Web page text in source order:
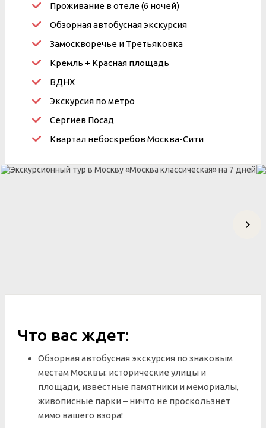
Проживание в отеле (6 ночей)
Обзорная автобусная экскурсия
Замоскворечье и Третьяковка
Кремль + Красная площадь
ВДНХ
Экскурсия по метро
Сергиев Посад
Квартал небоскребов Москва-Сити
Что вас ждет:
Обзорная автобусная экскурсия по знаковым
местам Москвы: исторические улицы и
площади, известные памятники и мемориалы,
живописные парки – ничто не проскользнет
мимо вашего взора!